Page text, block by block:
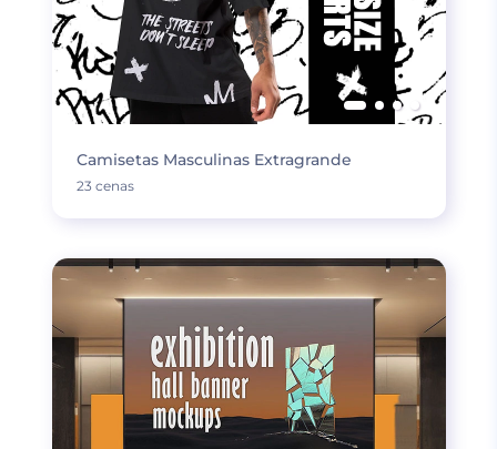
Camisetas Masculinas Extragrande
23 cenas